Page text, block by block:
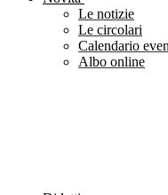
Le notizie
Le circolari
Calendario
Albo online